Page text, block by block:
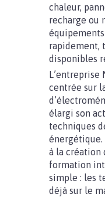
chaleur,
recharge ou
rapidement,
disponibles
centrée sur
élargi son
techniques
à la création
formation
simple : les
déjà sur le